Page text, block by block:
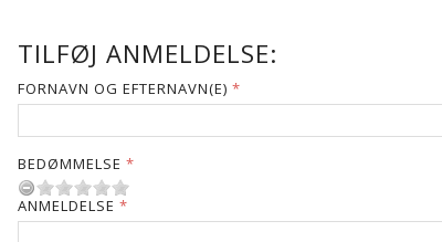
TILFØJ ANMELDELSE:
FORNAVN OG EFTERNAVN(E)
BEDØMMELSE
ANMELDELSE